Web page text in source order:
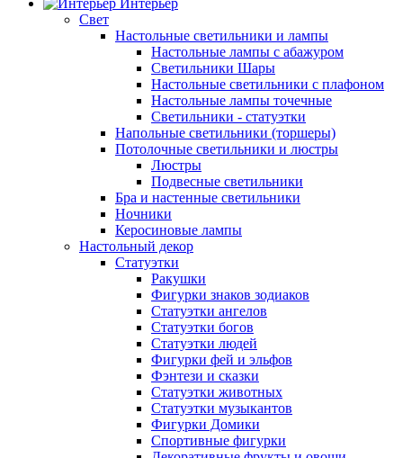
Интерьер
Свет
Настольные светильники и лампы
Настольные лампы с абажуром
Светильники Шары
Настольные светильники с плафоном
Настольные лампы точечные
Светильники - статуэтки
Напольные светильники (торшеры)
Потолочные светильники и люстры
Люстры
Подвесные светильники
Бра и настенные светильники
Ночники
Керосиновые лампы
Настольный декор
Статуэтки
Ракушки
Фигурки знаков зодиаков
Статуэтки ангелов
Статуэтки богов
Статуэтки людей
Фигурки фей и эльфов
Фэнтези и сказки
Статуэтки животных
Статуэтки музыкантов
Фигурки Домики
Спортивные фигурки